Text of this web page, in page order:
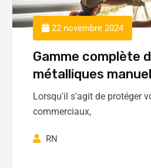
22 novembre 2024
Gamme complète
métalliques
Lorsqu'il s'agit de protéger
commerciaux,
RN